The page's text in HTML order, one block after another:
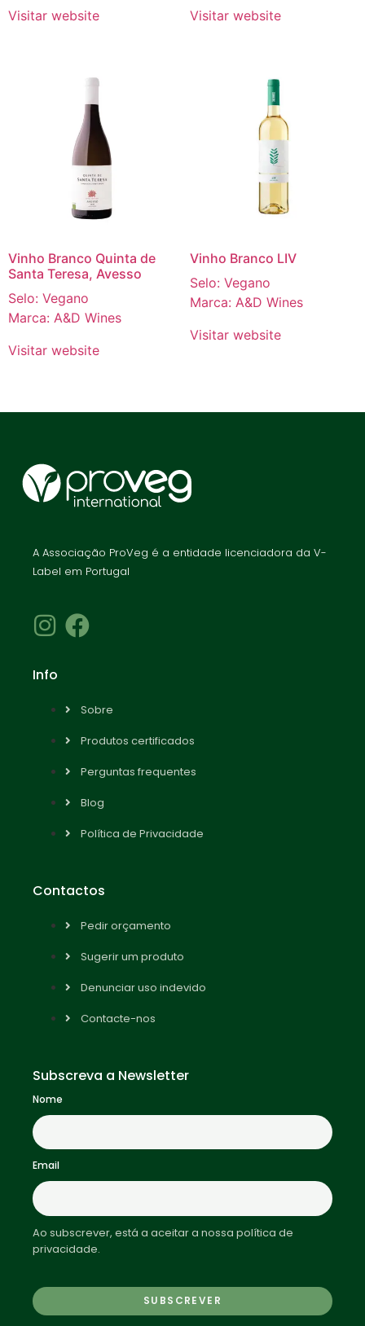
Visitar website
Visitar website
Vinho Branco Quinta de
Santa Teresa, Avesso
Selo: Vegano
Marca: A&D Wines
Visitar website
Vinho Branco LIV
Selo: Vegano
Marca: A&D Wines
Visitar website
A Associação ProVeg é a entidade licenciadora da V-
Label em Portugal
Info
Sobre
Produtos certificados
Perguntas frequentes
Blog
Política de Privacidade
Contactos
Pedir orçamento
Sugerir um produto
Denunciar uso indevido
Contacte-nos
Subscreva a Newsletter
Nome
Email
Ao subscrever, está a aceitar a nossa política de
privacidade.